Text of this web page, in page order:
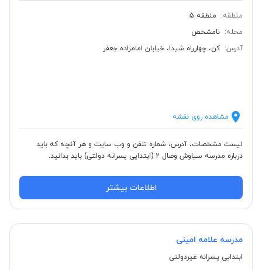
منطقه:
منطقه 5
محله: نامشخص
آدرس: کن، چهارراه شیدا، خیابان امامزاده جعفر
مشاهده روی نقشه
لیست مشخصات، آدرس، شماره تلفن و وب سایت و هر آنچه که باید
درباره مدرسه سیاوش وصال 2 (ابتدایی پسرانه دولتی) باید بدانید.
اطلاعات بیشتر
مدرسه علامه امینی
ابتدایی پسرانه غیردولتی